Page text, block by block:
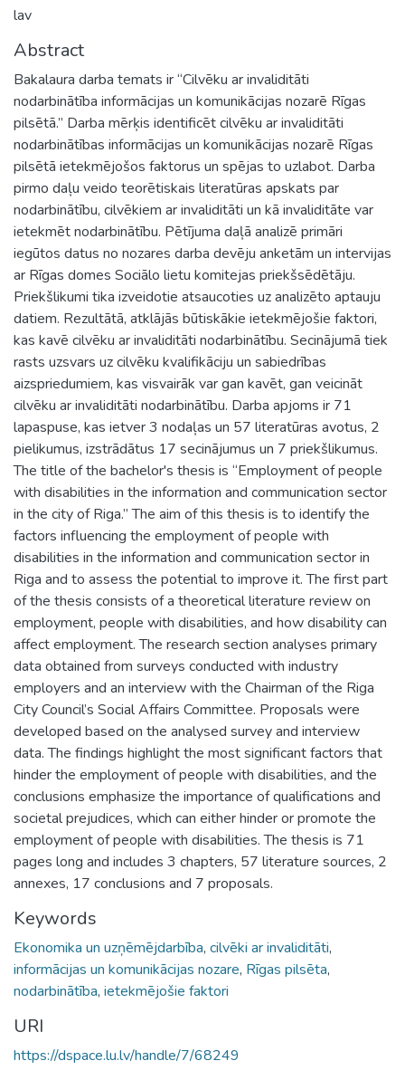
lav
Abstract
Bakalaura darba temats ir “Cilvēku ar invaliditāti
nodarbinātība informācijas un komunikācijas nozarē Rīgas
pilsētā.” Darba mērķis identificēt cilvēku ar invaliditāti
nodarbinātības informācijas un komunikācijas nozarē Rīgas
pilsētā ietekmējošos faktorus un spējas to uzlabot. Darba
pirmo daļu veido teorētiskais literatūras apskats par
nodarbinātību, cilvēkiem ar invaliditāti un kā invaliditāte var
ietekmēt nodarbinātību. Pētījuma daļā analizē primāri
iegūtos datus no nozares darba devēju anketām un intervijas
ar Rīgas domes Sociālo lietu komitejas priekšsēdētāju.
Priekšlikumi tika izveidotie atsaucoties uz analizēto aptauju
datiem. Rezultātā, atklājās būtiskākie ietekmējošie faktori,
kas kavē cilvēku ar invaliditāti nodarbinātību. Secinājumā tiek
rasts uzsvars uz cilvēku kvalifikāciju un sabiedrības
aizspriedumiem, kas visvairāk var gan kavēt, gan veicināt
cilvēku ar invaliditāti nodarbinātību. Darba apjoms ir 71
lapaspuse, kas ietver 3 nodaļas un 57 literatūras avotus, 2
pielikumus, izstrādātus 17 secinājumus un 7 priekšlikumus.
The title of the bachelor's thesis is “Employment of people
with disabilities in the information and communication sector
in the city of Riga.” The aim of this thesis is to identify the
factors influencing the employment of people with
disabilities in the information and communication sector in
Riga and to assess the potential to improve it. The first part
of the thesis consists of a theoretical literature review on
employment, people with disabilities, and how disability can
affect employment. The research section analyses primary
data obtained from surveys conducted with industry
employers and an interview with the Chairman of the Riga
City Council’s Social Affairs Committee. Proposals were
developed based on the analysed survey and interview
data. The findings highlight the most significant factors that
hinder the employment of people with disabilities, and the
conclusions emphasize the importance of qualifications and
societal prejudices, which can either hinder or promote the
employment of people with disabilities. The thesis is 71
pages long and includes 3 chapters, 57 literature sources, 2
annexes, 17 conclusions and 7 proposals.
Keywords
Ekonomika un uzņēmējdarbība, cilvēki ar invaliditāti,
informācijas un komunikācijas nozare, Rīgas pilsēta,
nodarbinātība, ietekmējošie faktori
URI
https://dspace.lu.lv/handle/7/68249